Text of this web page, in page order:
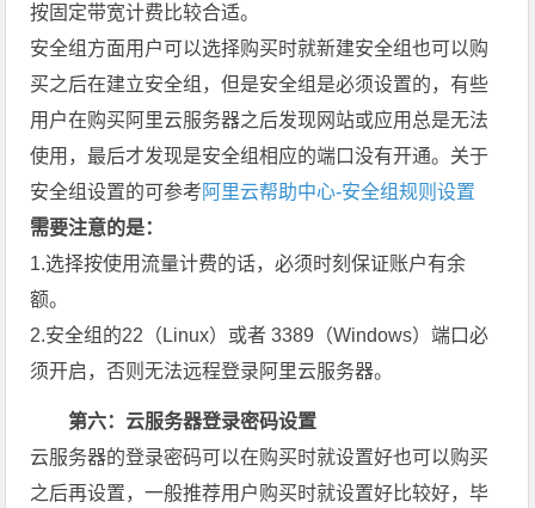
按固定带宽计费比较合适。
安全组方面用户可以选择购买时就新建安全组也可以购
买之后在建立安全组，但是安全组是必须设置的，有些
用户在购买阿里云服务器之后发现网站或应用总是无法
使用，最后才发现是安全组相应的端口没有开通。关于
安全组设置的可参考 阿里云帮助中心-安全组规则设置
需要注意的是：
1.选择按使用流量计费的话，必须时刻保证账户有余
额。
2.安全组的22（Linux）或者 3389（Windows）端口必
须开启，否则无法远程登录阿里云服务器。
第六：云服务器登录密码设置
云服务器的登录密码可以在购买时就设置好也可以购买
之后再设置，一般推荐用户购买时就设置好比较好，毕